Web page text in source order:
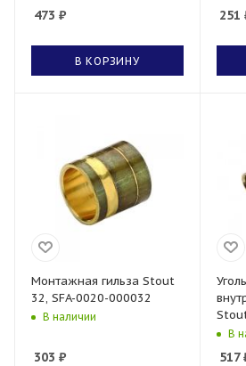
473 ₽
В КОРЗИНУ
251
Монтажная гильза Stout
32, SFA-0020-000032
В наличии
303 ₽
В
517